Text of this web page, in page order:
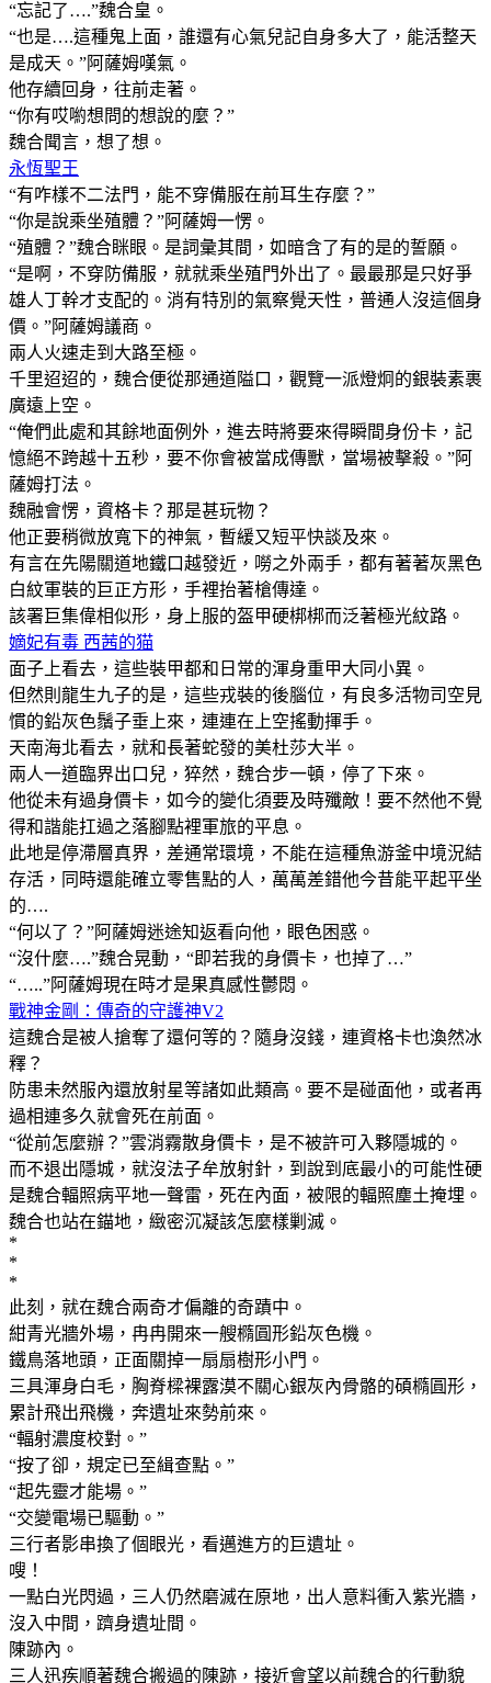
“忘記了….”魏合皇。
“也是….這種鬼上面，誰還有心氣兒記自身多大了，能活整天
是成天。”阿薩姆嘆氣。
他存續回身，往前走著。
“你有哎喲想問的想說的麼？”
魏合聞言，想了想。
永恆聖王
“有咋樣不二法門，能不穿備服在前耳生存麼？”
“你是說乘坐殖體？”阿薩姆一愣。
“殖體？”魏合眯眼。是詞彙其間，如暗含了有的是的誓願。
“是啊，不穿防備服，就就乘坐殖門外出了。最最那是只好爭
雄人丁幹才支配的。消有特別的氣察覺天性，普通人沒這個身
價。”阿薩姆議商。
兩人火速走到大路至極。
千里迢迢的，魏合便從那通道隘口，觀覽一派燈炯的銀裝素裹
廣遠上空。
“俺們此處和其餘地面例外，進去時將要來得瞬間身份卡，記
憶絕不跨越十五秒，要不你會被當成傳獸，當場被擊殺。”阿
薩姆打法。
魏融會愣，資格卡？那是甚玩物？
他正要稍微放寬下的神氣，暫緩又短平快談及來。
有言在先陽關道地鐵口越發近，嘮之外兩手，都有著著灰黑色
白紋軍裝的巨正方形，手裡抬著槍傳達。
該署巨集偉相似形，身上服的盔甲硬梆梆而泛著極光紋路。
嫡妃有毒 西茜的猫
面子上看去，這些裝甲都和日常的渾身重甲大同小異。
但然則龍生九子的是，這些戎裝的後腦位，有良多活物司空見
慣的鉛灰色鬚子垂上來，連連在上空搖動揮手。
天南海北看去，就和長著蛇發的美杜莎大半。
兩人一道臨界出口兒，猝然，魏合步一頓，停了下來。
他從未有過身價卡，如今的變化須要及時殲敵！要不然他不覺
得和諧能扛過之落腳點裡軍旅的平息。
此地是停滯層真界，差通常環境，不能在這種魚游釜中境況結
存活，同時還能確立零售點的人，萬萬差錯他今昔能平起平坐
的….
“何以了？”阿薩姆迷途知返看向他，眼色困惑。
“沒什麼….”魏合晃動，“即若我的身價卡，也掉了…”
“…..”阿薩姆現在時才是果真感性鬱悶。
戰神金剛：傳奇的守護神V2
這魏合是被人搶奪了還何等的？隨身沒錢，連資格卡也渙然冰
釋？
防患未然服內還放射星等諸如此類高。要不是碰面他，或者再
過相連多久就會死在前面。
“從前怎麼辦？”雲消霧散身價卡，是不被許可入夥隱城的。
而不退出隱城，就沒法子牟放射針，到說到底最小的可能性硬
是魏合輻照病平地一聲雷，死在內面，被限的輻照塵土掩埋。
魏合也站在錨地，緻密沉凝該怎麼樣剿滅。
*
*
*
此刻，就在魏合兩奇才偏離的奇蹟中。
紺青光牆外場，冉冉開來一艘橢圓形鉛灰色機。
鐵鳥落地頭，正面關掉一扇扇樹形小門。
三具渾身白毛，胸脊樑裸露漠不關心銀灰內骨骼的碩橢圓形，
累計飛出飛機，奔遺址來勢前來。
“輻射濃度校對。”
“按了卻，規定已至緝查點。”
“起先靈才能場。”
“交變電場已驅動。”
三行者影串換了個眼光，看邁進方的巨遺址。
嗖！
一點白光閃過，三人仍然磨滅在原地，出人意料衝入紫光牆，
沒入中間，躋身遺址間。
陳跡內。
三人迅疾順著魏合搬過的陳跡，接近會望以前魏合的行動貌